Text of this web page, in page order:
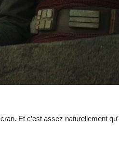
Et c’est assez naturellement